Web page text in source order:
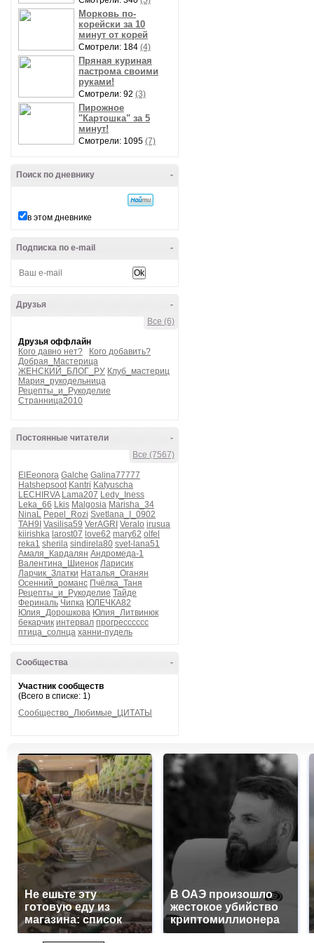
Морковь по-
корейски за 10
минут от корей
Смотрели: 184 (4)
Пряная куриная
пастрома своими
руками!
Смотрели: 92 (3)
Пирожное
"Картошка" за 5
минут!
Смотрели: 1095 (7)
-
Поиск по дневнику
в этом дневнике
-
Подписка по e-mail
-
Друзья
Все (6)
Друзья оффлайн
Кого давно нет?
Кого добавить?
Добрая_Мастерица
ЖЕНСКИЙ_БЛОГ_РУ Клуб_мастериц
Мария_рукодельница
Рецепты_и_Рукоделие
Странница2010
-
Постоянные читатели
Все (7567)
ElEeonora Galche Galina77777
Hatshepsoot Kantri Katyuscha
LECHIRVA Lama207 Ledy_Iness
Leka_66 Lkis Malgosia Marisha_34
NinaL Pepel_Rozi Svetlana_I_0902
TAH9I Vasilisa59 VerAGRI Veralo irusua
kiirishka larost07 love62 mary62 olfel
reka1 sherila sindirela80 svet-lana51
Амаля_Кардалян Андромеда-1
Валентина_Шиенок Ларисик
Ларчик_Златки Наталья_Оганян
Осенний_романс Пчёлка_Таня
Рецепты_и_Рукоделие Тайде
Фериналь Чипка ЮЛЕЧКА82
Юлия_Дорошкова Юлия_Литвинюк
бекарчик интервал прогресссссс
птица_солнца ханни-пудель
-
Сообщества
Участник сообществ
(Всего в списке: 1)
Сообщество_Любимые_ЦИТАТЫ
Не ешьте эту
готовую еду из
магазина: список
В ОАЭ произошло
жестокое убийство
криптомиллионера